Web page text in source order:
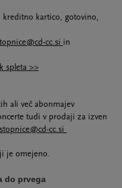
kreditno kartico, gotovino,
cc.si in
spleta >>
ali več abonmajev
tudi v prodaji za izven
cc.si
je omejeno.
do prvega